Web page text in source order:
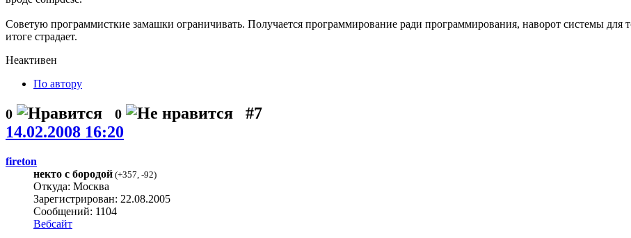
Советую программисткие замашки ограничивать. Получается программирование ради программирования, наворот системы для
итоге страдает.
Неактивен
По автору
0 0
#7
14.02.2008 16:20
fireton
некто с бородой (+357 -92)
Откуда: Москва
Зарегистрирован: 22.08.2005
Сообщений: 1104
Вебсайт